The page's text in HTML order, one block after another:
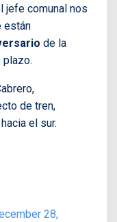
jefe comunal nos
están
de la
plazo.
de tren,
el sur.
28,